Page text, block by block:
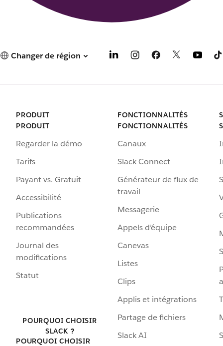
Changer de région
PRODUIT
PRODUIT
Regarder la démo
Tarifs
Payant vs. Gratuit
Accessibilité
Publications
recommandées
Journal des
modifications
Statut
POURQUOI CHOISIR
SLACK ?
POURQUOI CHOISIR
FONCTIONNALITÉS
FONCTIONNALITÉS
Canaux
Slack Connect
Générateur de flux de
travail
Messagerie
Appels d’équipe
Canevas
Listes
Clips
Applis et intégrations
Partage de fichiers
Slack AI